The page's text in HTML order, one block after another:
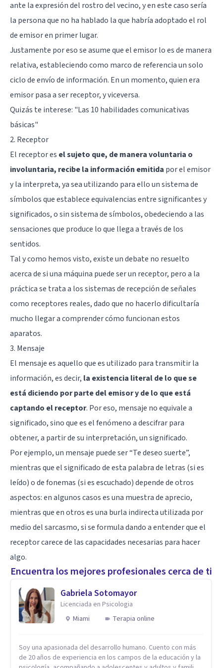
ante la expresión del rostro del vecino, y en este caso sería
la persona que no ha hablado la que habría adoptado el rol
de emisor en primer lugar.
Justamente por eso se asume que el emisor lo es de manera
relativa, estableciendo como marco de referencia un solo
ciclo de envío de información. En un momento, quien era
emisor pasa a ser receptor, y viceversa.
Quizás te interese: "Las 10 habilidades comunicativas
básicas"
2. Receptor
El receptor es el sujeto que, de manera voluntaria o
involuntaria, recibe la información emitida por el emisor
y la interpreta, ya sea utilizando para ello un sistema de
símbolos que establece equivalencias entre significantes y
significados, o sin sistema de símbolos, obedeciendo a las
sensaciones que produce lo que llega a través de los
sentidos.
Tal y como hemos visto, existe un debate no resuelto
acerca de si una máquina puede ser un receptor, pero a la
práctica se trata a los sistemas de recepción de señales
como receptores reales, dado que no hacerlo dificultaría
mucho llegar a comprender cómo funcionan estos
aparatos.
3. Mensaje
El mensaje es aquello que es utilizado para transmitir la
información, es decir, la existencia literal de lo que se
está diciendo por parte del emisor y de lo que está
captando el receptor. Por eso, mensaje no equivale a
significado, sino que es el fenómeno a descifrar para
obtener, a partir de su interpretación, un significado.
Por ejemplo, un mensaje puede ser “Te deseo suerte”,
mientras que el significado de esta palabra de letras (si es
leído) o de fonemas (si es escuchado) depende de otros
aspectos: en algunos casos es una muestra de aprecio,
mientras que en otros es una burla indirecta utilizada por
medio del sarcasmo, si se formula dando a entender que el
receptor carece de las capacidades necesarias para hacer
algo.
Encuentra los mejores profesionales cerca de ti
Gabriela Sotomayor
Licenciada en Psicologia
Miami
Terapia online
Soy una apasionada del desarrollo humano. Cuento con más
de 20 años de experiencia en los campos de la educación y la